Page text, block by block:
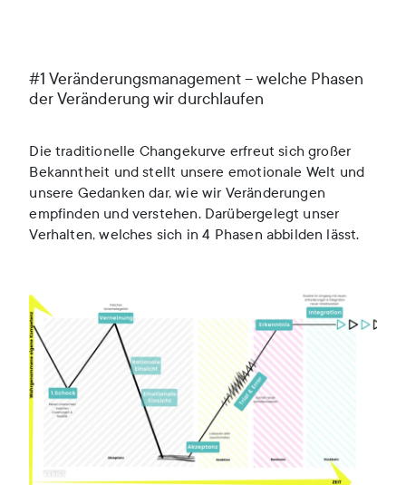
#1 Veränderungsmanagement – welche Phasen
der Veränderung wir durchlaufen
Die traditionelle Changekurve erfreut sich großer
Bekanntheit und stellt unsere emotionale Welt und
unsere Gedanken dar, wie wir Veränderungen
empfinden und verstehen. Darübergelegt unser
Verhalten, welches sich in 4 Phasen abbilden lässt.